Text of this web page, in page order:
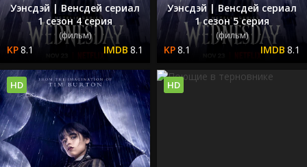
Уэнсдэй | Венсдей сериал
1 сезон 4 серия
(фильм)
8.1 8.1
Уэнсдэй | Венсдей сериал
1 сезон 5 серия
(фильм)
8.1 8.1
HD HD